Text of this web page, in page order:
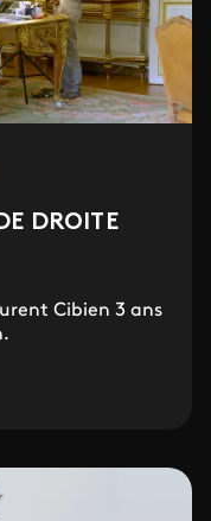
DROITE
Cibien 3 ans